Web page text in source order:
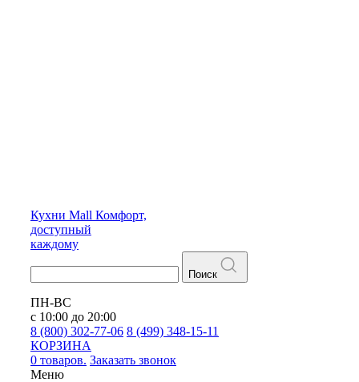
Кухни Mall Комфорт,
доступный
каждому
Поиск
ПН-ВС
с 10:00 до 20:00
8 (800) 302-77-06 8 (499) 348-15-11
КОРЗИНА
0 товаров. Заказать звонок
Меню